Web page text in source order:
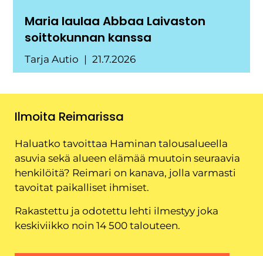
Maria laulaa Abbaa Laivaston
soittokunnan kanssa
Tarja Autio 21.7.2026
Ilmoita Reimarissa
Haluatko tavoittaa Haminan talousalueella
asuvia sekä alueen elämää muutoin seuraavia
henkilöitä? Reimari on kanava, jolla varmasti
tavoitat paikalliset ihmiset.
Rakastettu ja odotettu lehti ilmestyy joka
keskiviikko noin 14 500 talouteen.